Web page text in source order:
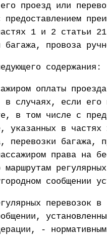
проезд или
1 и 2 статьи 21
багажа, провоза
содержания:
оплаты
случаях, если его
в том числе с
указанных в
перевозки багажа,
права на
сообщении
перевозок в
-